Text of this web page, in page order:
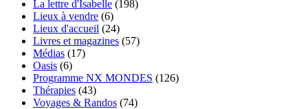
La lettre d'Isabelle (198)
Lieux à vendre (6)
Lieux d'accueil (24)
Livres et magazines (57)
Médias (17)
Oasis (6)
Programme NX MONDES (126)
Thérapies (43)
Voyages & Randos (74)